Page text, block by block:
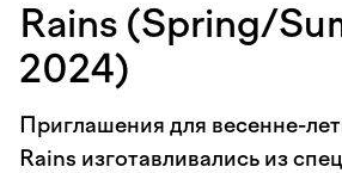
Rains (Spring/
2024)
Приглашения для весенне-
Rains изготавливались из